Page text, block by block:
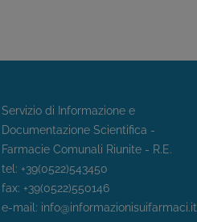
Servizio di Informazione e
Documentazione Scientifica -
Farmacie Comunali Riunite - R.E.
tel: +39(0522)543450
fax: +39(0522)550146
e-mail: info@informazionisuifarmaci.it